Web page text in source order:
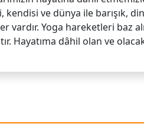
kendisi ve dünya ile barışık,
vardır. Yoga hareketleri baz
Hayatıma dâhil olan ve